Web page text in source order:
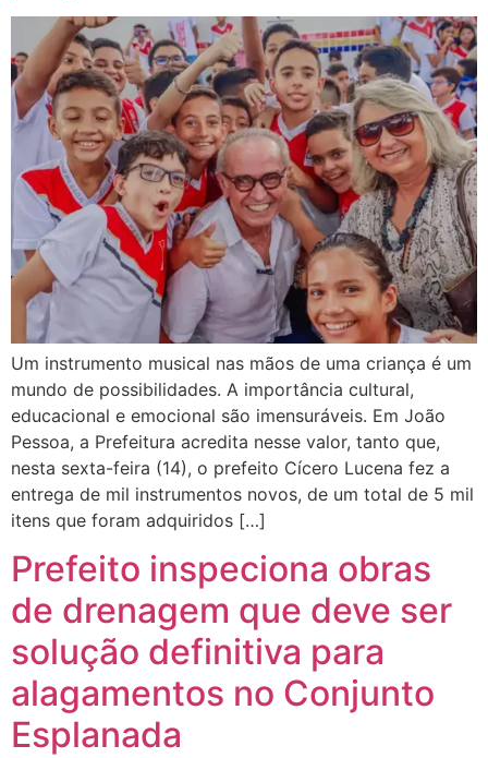
Um instrumento musical nas mãos de uma criança é um
mundo de possibilidades. A importância cultural,
educacional e emocional são imensuráveis. Em João
Pessoa, a Prefeitura acredita nesse valor, tanto que,
nesta sexta-feira (14), o prefeito Cícero Lucena fez a
entrega de mil instrumentos novos, de um total de 5 mil
itens que foram adquiridos […]
Prefeito inspeciona obras
de drenagem que deve ser
solução definitiva para
alagamentos no Conjunto
Esplanada